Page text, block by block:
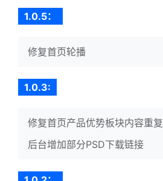
1.0.5：
修复首页轮播
1.0.3:
修复首页产品优势板块内容重复
后台增加部分PSD下载链接